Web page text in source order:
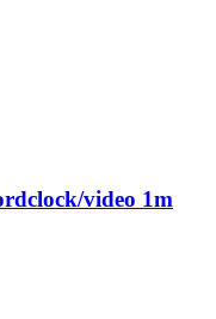
video 1m